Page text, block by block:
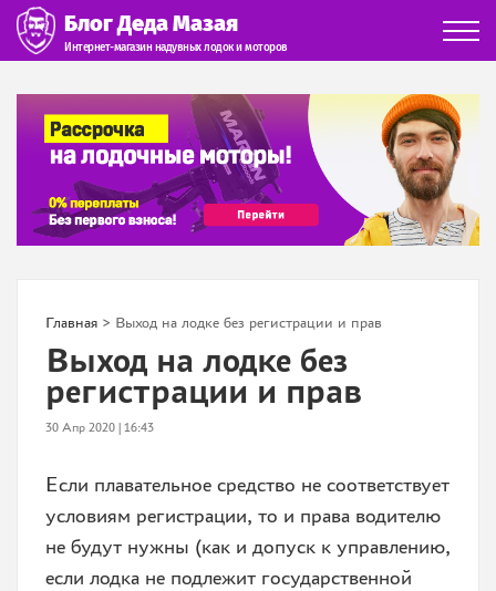
Блог Деда Мазая
Интернет-магазин надувных лодок и моторов
Главная > Выход на лодке без регистрации и прав
Выход на лодке без
регистрации и прав
30 Апр 2020 | 16:43
Если плавательное средство не соответствует
условиям регистрации, то и права водителю
не будут нужны (как и допуск к управлению,
если лодка не подлежит государственной